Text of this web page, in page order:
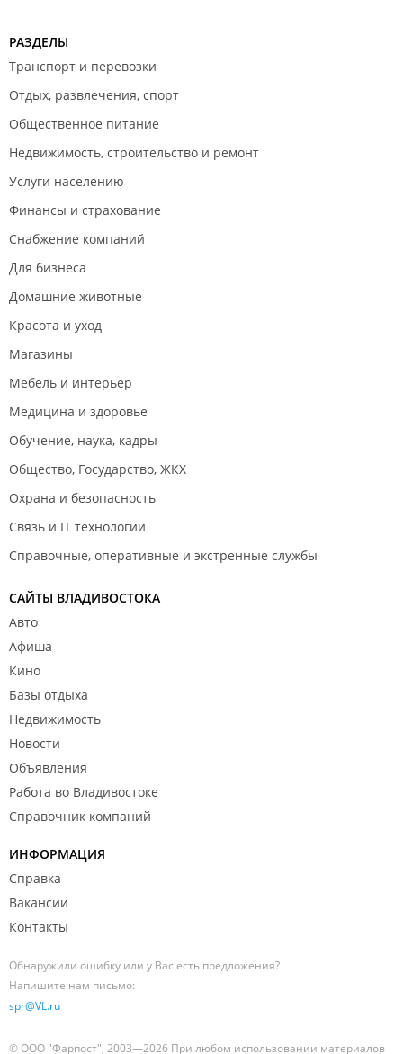
РАЗДЕЛЫ
Транспорт и перевозки
Отдых, развлечения, спорт
Общественное питание
Недвижимость, строительство и ремонт
Услуги населению
Финансы и страхование
Снабжение компаний
Для бизнеса
Домашние животные
Красота и уход
Магазины
Мебель и интерьер
Медицина и здоровье
Обучение, наука, кадры
Общество, Государство, ЖКХ
Охрана и безопасность
Связь и IT технологии
Справочные, оперативные и экстренные службы
САЙТЫ ВЛАДИВОСТОКА
Авто
Афиша
Кино
Базы отдыха
Недвижимость
Новости
Объявления
Работа во Владивостоке
Справочник компаний
ИНФОРМАЦИЯ
Справка
Вакансии
Контакты
Обнаружили ошибку или у Вас есть предложения?
Напишите нам письмо:
spr@VL.ru
© ООО "Фарпост", 2003—2026 При любом использовании материалов